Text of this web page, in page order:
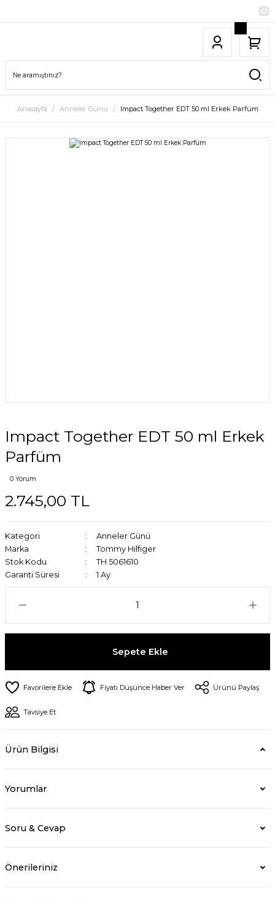
Anasayfa Anneler Günü Impact Together EDT 50 ml Erkek Parfüm
Impact Together EDT 50 ml Erkek
Parfüm
0 Yorum
2.745,00 TL
Kategori
Anneler Günü
Marka
Tommy Hilfiger
Stok Kodu
TH 5061610
Garanti Süresi
1 Ay
Sepete Ekle
Fiyatı Düşünce Haber Ver Ürünü Paylaş
Tavsiye Et
Ürün Bilgisi
Yorumlar
Soru & Cevap
Önerileriniz